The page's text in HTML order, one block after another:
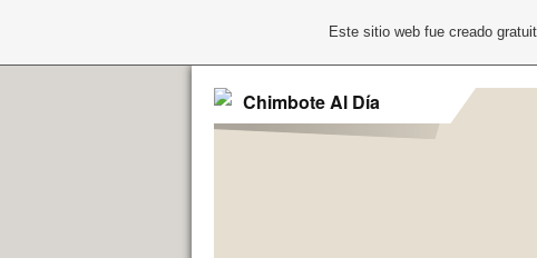
Chimbote Al Día
Este sitio web fue creado